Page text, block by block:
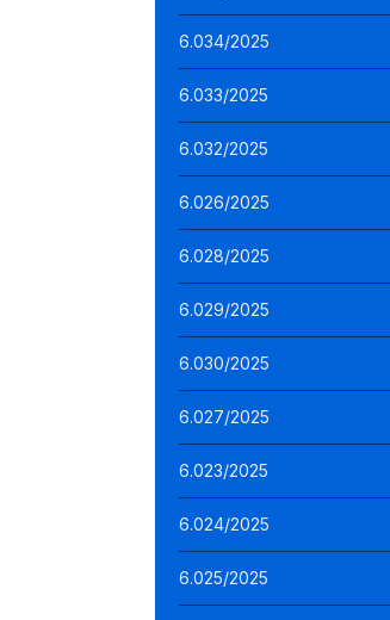
6.034/2025
6.033/2025
6.032/2025
6.026/2025
6.028/2025
6.029/2025
6.030/2025
6.027/2025
6.023/2025
6.024/2025
6.025/2025